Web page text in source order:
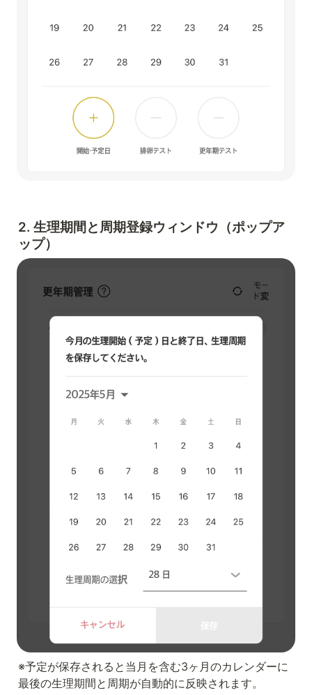
2. 生理期間と周期登録ウィンドウ（ポップア
ップ）
※予定が保存されると当月を含む3ヶ月のカレンダーに
最後の生理期間と周期が自動的に反映されます。